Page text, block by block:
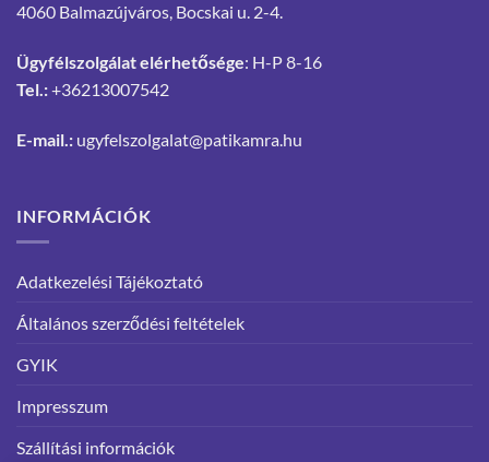
4060 Balmazújváros, Bocskai u. 2-4.
Ügyfélszolgálat elérhetősége: H-P 8-16
Tel.:+36213007542
E-mail.: ugyfelszolgalat@patikamra.hu
INFORMÁCIÓK
Adatkezelési Tájékoztató
Általános szerződési feltételek
GYIK
Impresszum
Szállítási információk